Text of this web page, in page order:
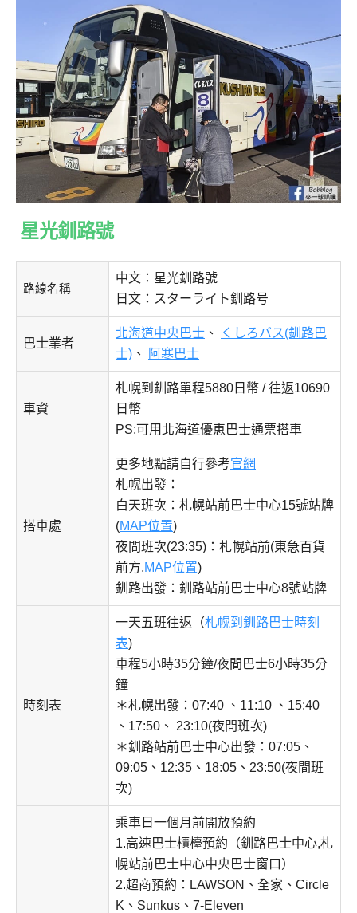
星光釧路號
路線名稱
中文：星光釧路號
日文：スターライト釧路号
巴士業者
北海道中央巴士 、
くしろバス(釧路巴
士) 、 阿寒巴士
車資
札幌到釧路單程5880日幣 / 往返10690
日幣
PS:可用北海道優恵巴士通票搭車
搭車處
更多地點請自行參考官網
札幌出發：
白天班次：札幌站前巴士中心15號站牌
(MAP位置)
夜間班次(23:35)：札幌站前(東急百貨
前方,MAP位置)
釧路出發：釧路站前巴士中心8號站牌
時刻表
一天五班往返（札幌到釧路巴士時刻
表)
車程5小時35分鐘/夜間巴士6小時35分
鐘
＊札幌出發：07:40 、11:10 、15:40
、17:50、 23:10(夜間班次)
＊釧路站前巴士中心出發：07:05、
09:05、12:35、18:05、23:50(夜間班
次)
乘車日一個月前開放預約
1.高速巴士櫃檯預約（釧路巴士中心,札
幌站前巴士中心中央巴士窗口）
2.超商預約：LAWSON、全家、Circle
K、Sunkus、7-Eleven